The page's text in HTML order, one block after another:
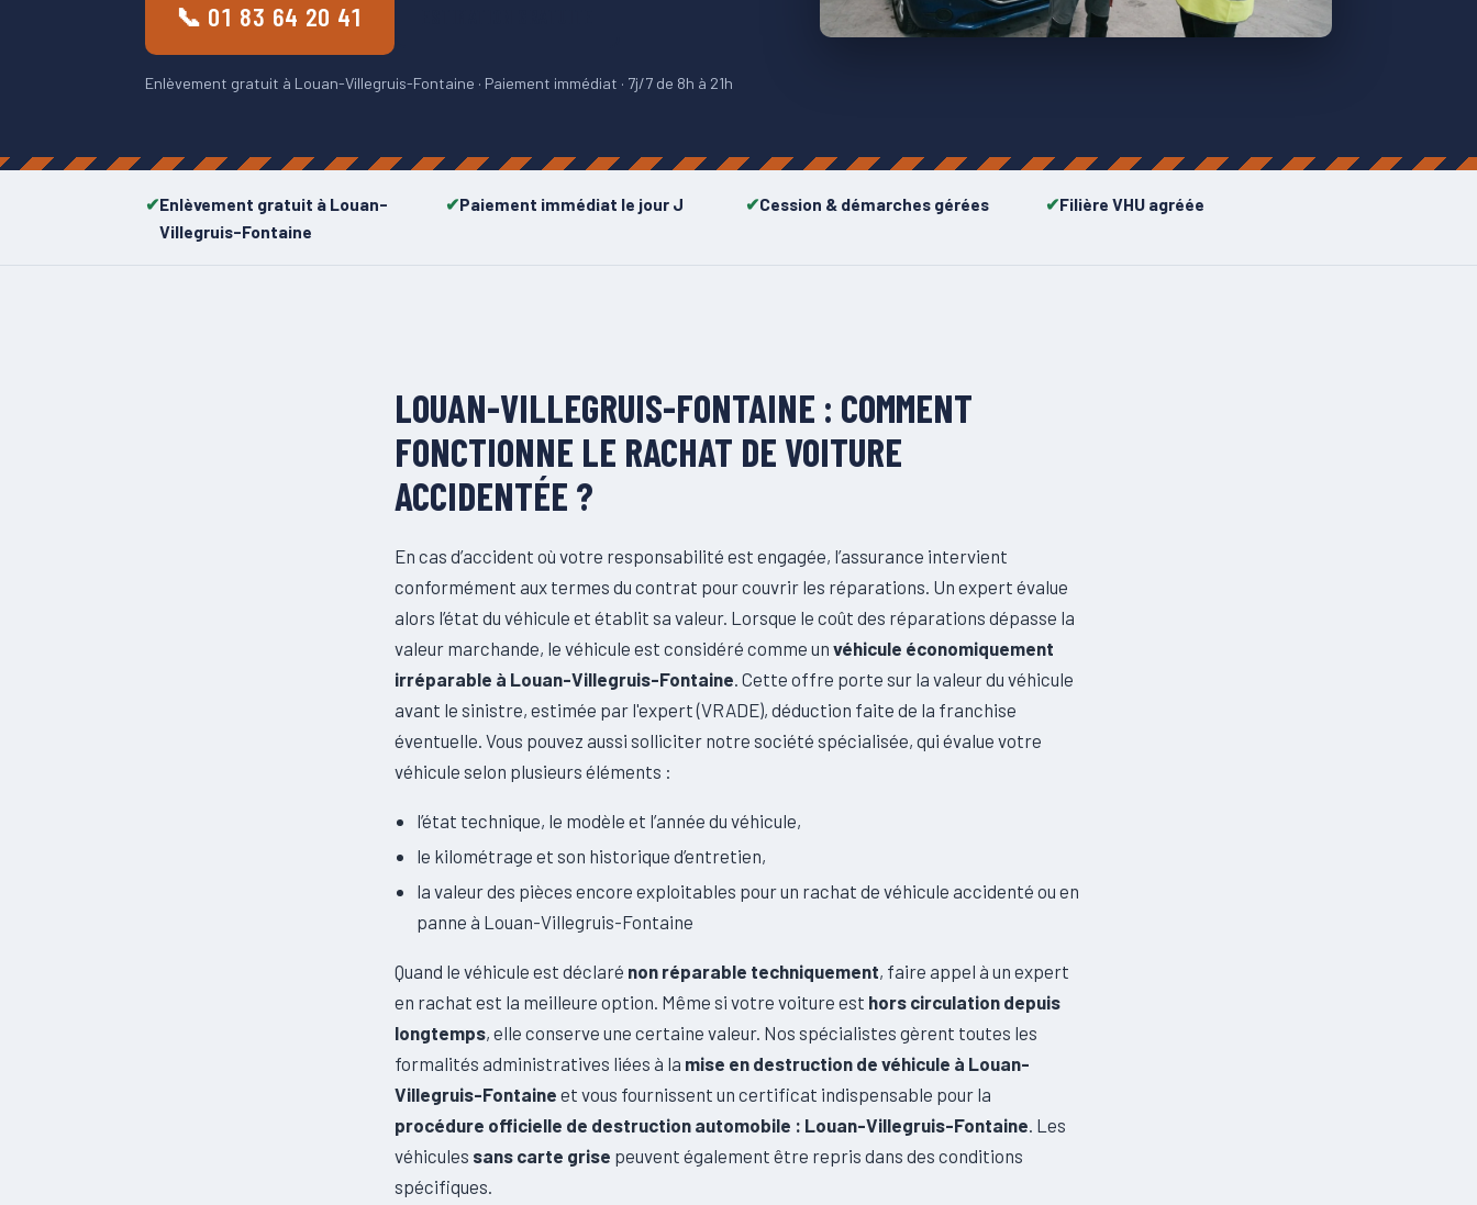
📞 01 83 64 20 41
Enlèvement gratuit à Louan-Villegruis-Fontaine · Paiement immédiat · 7j/7 de 8h à 21h
Enlèvement gratuit à Louan-
Villegruis-Fontaine
Paiement immédiat le jour J Cession & démarches gérées Filière VHU agréée
LOUAN-VILLEGRUIS-FONTAINE : COMMENT
FONCTIONNE LE RACHAT DE VOITURE
ACCIDENTÉE ?
En cas d’accident où votre responsabilité est engagée, l’assurance intervient
conformément aux termes du contrat pour couvrir les réparations. Un expert évalue
alors l’état du véhicule et établit sa valeur. Lorsque le coût des réparations dépasse la
valeur marchande, le véhicule est considéré comme un véhicule économiquement
irréparable à Louan-Villegruis-Fontaine . Cette offre porte sur la valeur du véhicule
avant le sinistre, estimée par l'expert (VRADE), déduction faite de la franchise
éventuelle. Vous pouvez aussi solliciter notre société spécialisée, qui évalue votre
véhicule selon plusieurs éléments :
l’état technique, le modèle et l’année du véhicule,
le kilométrage et son historique d’entretien,
la valeur des pièces encore exploitables pour un rachat de véhicule accidenté ou en
panne à Louan-Villegruis-Fontaine
Quand le véhicule est déclaré non réparable techniquement, faire appel à un expert
en rachat est la meilleure option. Même si votre voiture est hors circulation depuis
longtemps, elle conserve une certaine valeur. Nos spécialistes gèrent toutes les
formalités administratives liées à la mise en destruction de véhicule à Louan-
Villegruis-Fontaine et vous fournissent un certificat indispensable pour la
procédure officielle de destruction automobile : Louan-Villegruis-Fontaine . Les
véhicules sans carte grise peuvent également être repris dans des conditions
spécifiques.